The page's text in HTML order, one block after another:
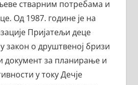
стварним потребама и
Од 1987. године је на
Пријатељи деце
закон о друштвеној бризи
документ за планирање и
у току Дечје